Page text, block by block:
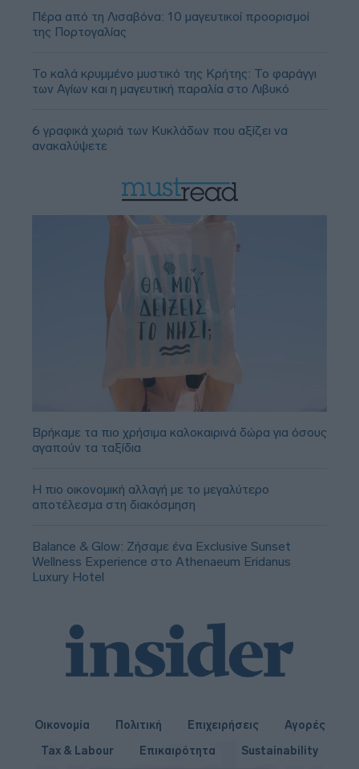
Πέρα από τη Λισαβόνα: 10 μαγευτικοί προορισμοί
της Πορτογαλίας
Το καλά κρυμμένο μυστικό της Κρήτης: Το φαράγγι
των Αγίων και η μαγευτική παραλία στο Λιβυκό
6 γραφικά χωριά των Κυκλάδων που αξίζει να
ανακαλύψετε
Βρήκαμε τα πιο χρήσιμα καλοκαιρινά δώρα για όσους
αγαπούν τα ταξίδια
Η πιο οικονομική αλλαγή με το μεγαλύτερο
αποτέλεσμα στη διακόσμηση
Balance & Glow: Ζήσαμε ένα Exclusive Sunset
Wellness Experience στο Athenaeum Eridanus
Luxury Hotel
Οικονομία Πολιτική Επιχειρήσεις
Αγορές
Tax & Labour
Επικαιρότητα Sustainability